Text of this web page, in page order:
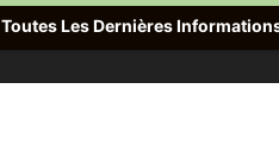
Informations Du Monde Avec